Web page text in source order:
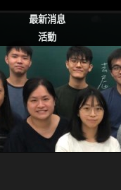
最新消息
活動